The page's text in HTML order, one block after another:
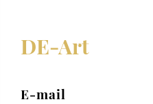
DE-Art
E-mail